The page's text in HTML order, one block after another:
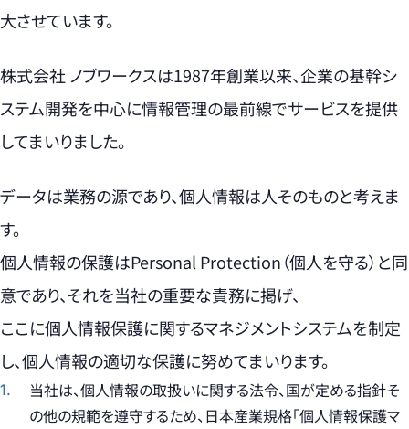
大させています。
株式会社 ノブワークスは1987年創業以来、企業の基幹シ
ステム開発を中心に情報管理の最前線でサービスを提供
してまいりました。
データは業務の源であり、個人情報は人そのものと考えま
す。
個人情報の保護はPersonal Protection（個人を守る）と同
意であり、それを当社の重要な責務に掲げ、
ここに個人情報保護に関するマネジメントシステムを制定
し、個人情報の適切な保護に努めてまいります。
当社は、個人情報の取扱いに関する法令、国が定める指針そ
の他の規範を遵守するため、日本産業規格「個人情報保護マ